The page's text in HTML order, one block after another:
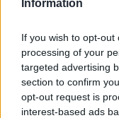
Information
If you wish to opt-
processing of your
targeted advertising
section to confirm
opt-out request is
interest-based ads
jelentősen
miközben a Pixel